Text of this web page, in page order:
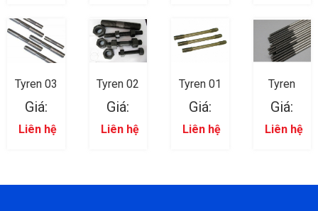
Tyren 03
Giá:
Liên hệ
Tyren 02
Giá:
Liên hệ
Tyren 01
Giá:
Liên hệ
Tyren
Giá:
Liên hệ